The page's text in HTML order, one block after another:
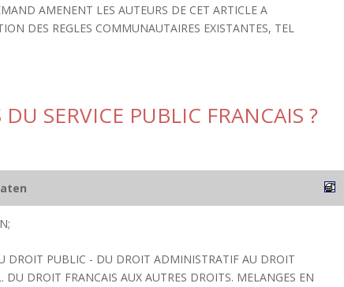
AMENENT LES AUTEURS DE CET ARTICLE A
DES REGLES COMMUNAUTAIRES EXISTANTES, TEL
SERVICE PUBLIC FRANCAIS ?
DROIT PUBLIC - DU DROIT ADMINISTRATIF AU DROIT
DU DROIT FRANCAIS AUX AUTRES DROITS. MELANGES EN